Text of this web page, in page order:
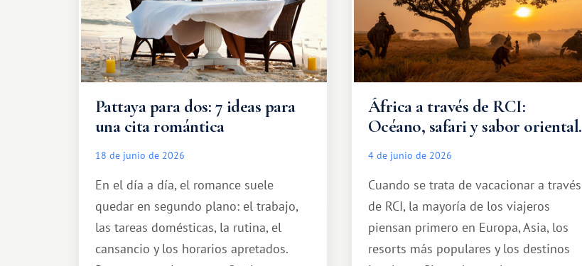
Pattaya para dos: 7 ideas para
una cita romántica
18 de junio de 2026
En el día a día, el romance suele
quedar en segundo plano: el trabajo,
las tareas domésticas, la rutina, el
cansancio y los horarios apretados.
África a través de RCI:
Océano, safari y sabor oriental.
4 de junio de 2026
Cuando se trata de vacacionar a través
de RCI, la mayoría de los viajeros
piensan primero en Europa, Asia, los
resorts más populares y los destinos